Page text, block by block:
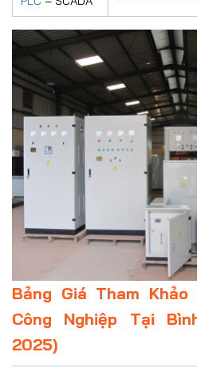
Bảng Giá Tham
Công Nghiệp Tại
2025)